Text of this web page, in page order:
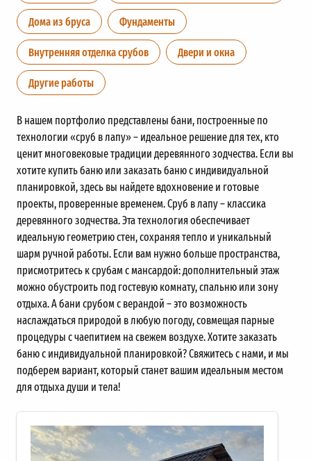
Дома из бруса
Фундаменты
Внутренняя отделка срубов
Двери и окна
Другие работы
В нашем портфолио представлены бани, построенные по
технологии «сруб в лапу» – идеальное решение для тех, кто
ценит многовековые традиции деревянного зодчества. Если вы
хотите купить баню или заказать баню с индивидуальной
планировкой, здесь вы найдете вдохновение и готовые
проекты, проверенные временем. Сруб в лапу – классика
деревянного зодчества. Эта технология обеспечивает
идеальную геометрию стен, сохраняя тепло и уникальный
шарм ручной работы. Если вам нужно больше пространства,
присмотритесь к срубам с мансардой: дополнительный этаж
можно обустроить под гостевую комнату, спальню или зону
отдыха. А бани срубом с верандой – это возможность
наслаждаться природой в любую погоду, совмещая парные
процедуры с чаепитием на свежем воздухе. Хотите заказать
баню с индивидуальной планировкой? Свяжитесь с нами, и мы
подберем вариант, который станет вашим идеальным местом
для отдыха души и тела!